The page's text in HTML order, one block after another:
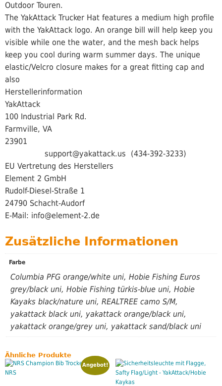
Outdoor Touren.
The YakAttack Trucker Hat features a medium high profile
with the YakAttack logo. An orange bill will help keep you
visible while one the water, and the mesh back helps
keep you cool during warm summer days. The unique
elastic/Velcro closure makes for a great fitting cap and
also
Herstellerinformation
YakAttack
100 Industrial Park Rd.
Farmville, VA
support@yakattack.us (434-392-3233)
EU Vertretung des Herstellers
Element 2 GmbH
Rudolf-Diesel-Straße 1
24790 Schacht-Audorf
E-Mail: info@element-2.de
Zusätzliche Informationen
Farbe
Columbia PFG orange/white uni, Hobie Fishing Euros
grey/black uni, Hobie Fishing türkis-blue uni, Hobie
Kayaks black/nature uni, REALTREE camo S/M,
yakattack black uni, yakattack orange/black uni,
yakattack orange/grey uni, yakattack sand/black uni
Ähnliche Produkte
Angebot!